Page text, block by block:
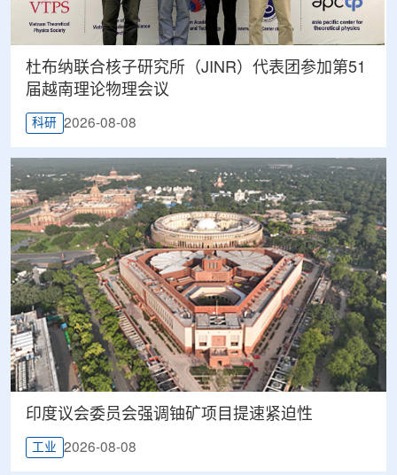
杜布纳联合核子研究所（JINR）代表团参加第51
届越南理论物理会议
科研 2026-08-08
印度议会委员会强调铀矿项目提速紧迫性
工业 2026-08-08